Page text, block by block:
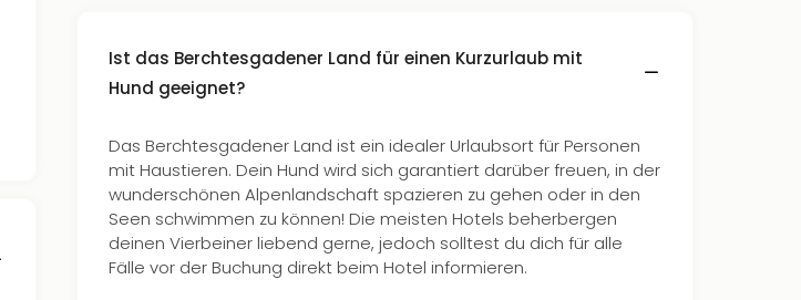
Ist das Berchtesgadener Land für einen Kurzurlaub mit
Hund geeignet?
Das Berchtesgadener Land ist ein idealer Urlaubsort für Personen
mit Haustieren. Dein Hund wird sich garantiert darüber freuen, in der
wunderschönen Alpenlandschaft spazieren zu gehen oder in den
Seen schwimmen zu können! Die meisten Hotels beherbergen
deinen Vierbeiner liebend gerne, jedoch solltest du dich für alle
Fälle vor der Buchung direkt beim Hotel informieren.